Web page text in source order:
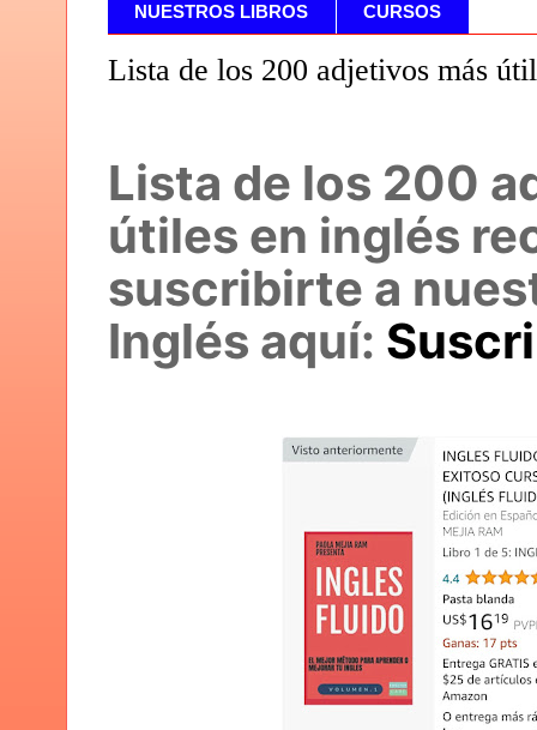
NUESTROS LIBROS CURSOS
Lista de los 200 adjetivos más
Lista de los 200
útiles en inglés
suscribirte a
Inglés aquí: